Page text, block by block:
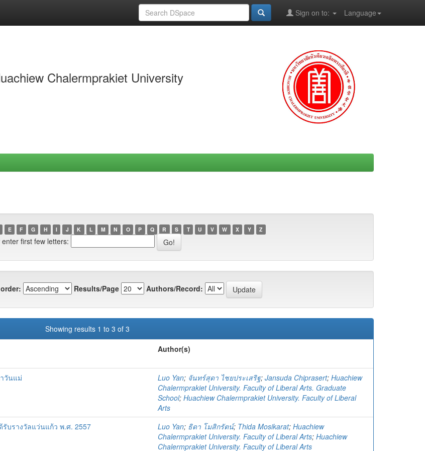
Language
Sign on to:
Chalermprakiet University
E F G H I J K L M N O P Q R S T U V W X Y Z
enter first few letters:
Results/Page Authors/Record:
Showing results 1 to 3 of 3
Author(s)
วันแม่ Luo Yan; จันทร์สุดา ไชยประเสริฐ; Jansuda Chiprasert; Huachiew
Chalermprakiet University. Faculty of Liberal Arts. Graduate
School; Huachiew Chalermprakiet University. Faculty of Liberal
Arts
บรางวัลแว่นแก้ว พ.ศ. 2557 Luo Yan; ธิดา โมสิกรัตน์; Thida Mosikarat; Huachiew
Chalermprakiet University. Faculty of Liberal Arts; Huachiew
Chalermprakiet University. Faculty of Liberal Arts